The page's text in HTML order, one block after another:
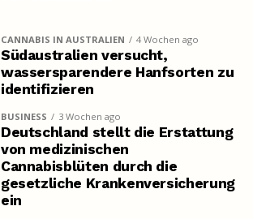
CANNABIS IN AUSTRALIEN 4 Wochen ago
Südaustralien versucht,
wassersparendere Hanfsorten zu
identifizieren
BUSINESS 3 Wochen ago
Deutschland stellt die Erstattung
von medizinischen
Cannabisblüten durch die
gesetzliche Krankenversicherung
ein